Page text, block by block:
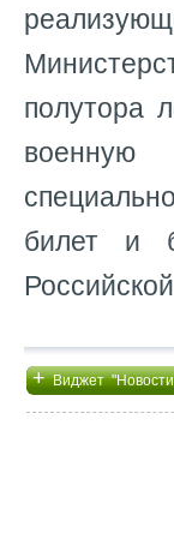
полутора
военную
билет и
+Виджет